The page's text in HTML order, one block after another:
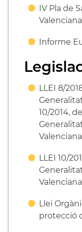
IV Pla de
Informe
LLEI 8/
10/2014,
LLEI 10/
Llei
protecció